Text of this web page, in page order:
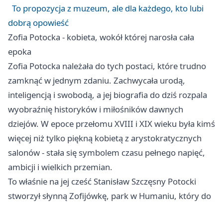
To propozycja z muzeum, ale dla każdego, kto lubi
dobrą opowieść
Zofia Potocka - kobieta, wokół której narosła cała
epoka
Zofia Potocka należała do tych postaci, które trudno
zamknąć w jednym zdaniu. Zachwycała urodą,
inteligencją i swobodą, a jej biografia do dziś rozpala
wyobraźnię historyków i miłośników dawnych
dziejów. W epoce przełomu XVIII i XIX wieku była kimś
więcej niż tylko piękną kobietą z arystokratycznych
salonów - stała się symbolem czasu pełnego napięć,
ambicji i wielkich przemian.
To właśnie na jej cześć Stanisław Szczęsny Potocki
stworzył słynną Zofijówkę, park w Humaniu, który do